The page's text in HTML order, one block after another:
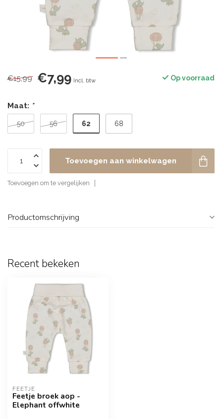
€15,99 €7,99 Incl. btw Op voorraad
Maat: *
50 56 62 68
Toevoegen aan winkelwagen
Toevoegen om te vergelijken
Productomschrijving
Recent bekeken
FEETJE
Feetje broek aop -
Elephant offwhite